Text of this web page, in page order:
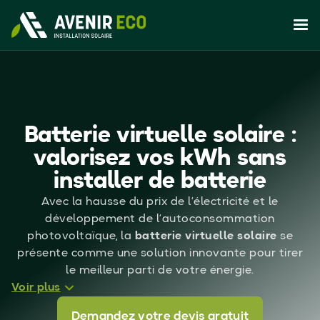
Batterie virtuelle solaire :
valorisez vos kWh sans
installer de batterie
Avec la hausse du prix de l’électricité et le
développement de l’autoconsommation
photovoltaïque, la batterie virtuelle solaire se
présente comme une solution innovante pour tirer
le meilleur parti de votre énergie.
Coupler panneaux photovoltaïques et batterie
Voir plus
Demandez votre devis gratuit